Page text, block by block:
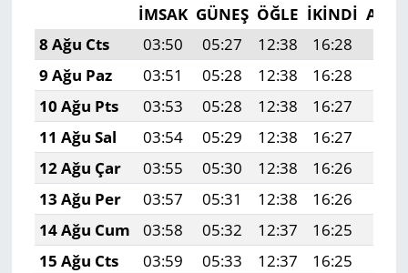
İMSAK GÜNEŞ ÖĞLE İKINDI
8 Ağu Cts
03:50 05:27 12:38 16:28
9 Ağu Paz
03:51 05:28 12:38 16:28
10 Ağu Pts
03:53 05:28 12:38 16:27
11 Ağu Sal
03:54 05:29 12:38 16:27
12 Ağu Çar
03:55 05:30 12:38 16:26
13 Ağu Per
03:57 05:31 12:38 16:26
14 Ağu Cum
03:58 05:32 12:37 16:25
15 Ağu Cts
03:59 05:33 12:37 16:25